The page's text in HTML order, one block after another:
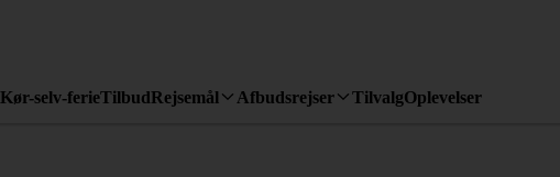
Kør-selv-ferieTilbudRejsemål Afbudsrejser TilvalgOplevelser